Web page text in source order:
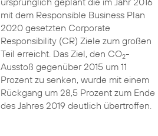
mit dem Responsible Business Plan
2020 gesetzten Corporate
Responsibility (CR) Ziele zum großen
Teil erreicht. Das Ziel, den CO2-
Ausstoß gegenüber 2015 um 11
Prozent zu senken, wurde mit einem
Rückgang um 28,5 Prozent zum Ende
des Jahres 2019 deutlich übertroffen.